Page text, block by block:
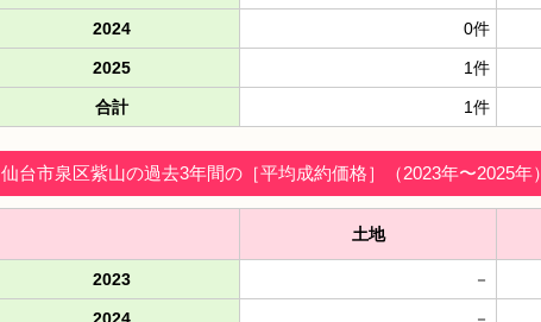
2024 0件
2025 1件
合計 1件
仙台市泉区紫山の過去3年間の［平均成約価格］（2023年〜2025年）
土地
2023 －